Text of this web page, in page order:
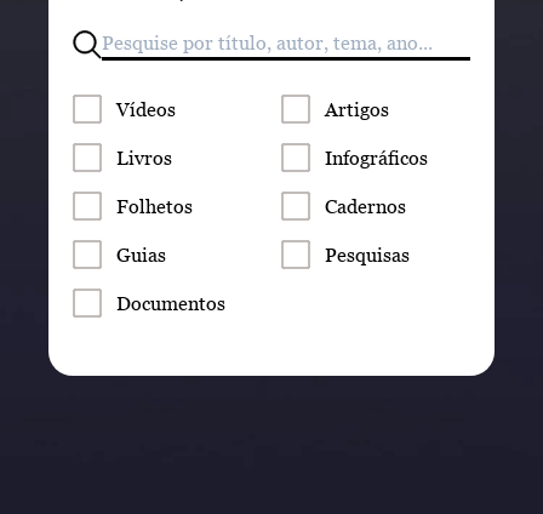
Vídeos Artigos
Livros Infográficos
Folhetos Cadernos
Guias Pesquisas
Documentos